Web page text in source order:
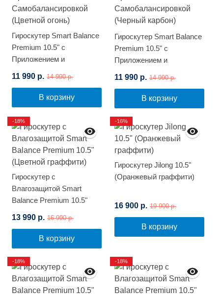
Гироскутер Smart Balance
Premium 10.5" с
Приложением и
Самобалансировкой
(Цветной огонь)
11 990 р. 14 990 р.
В корзину
Гироскутер Smart Balance
Premium 10.5" с
Приложением и
Самобалансировкой
(Черный карбон)
11 990 р. 14 990 р.
В корзину
Гироскутер с
Влагозащитой Smart
Balance Premium 10.5"
(Цветной граффити)
13 990 р. 16 990 р.
В корзину
-18%
Гироскутер Jilong 10.5"
(Оранжевый граффити)
16 900 р. 19 900 р.
В корзину
-16%
-18% -18%